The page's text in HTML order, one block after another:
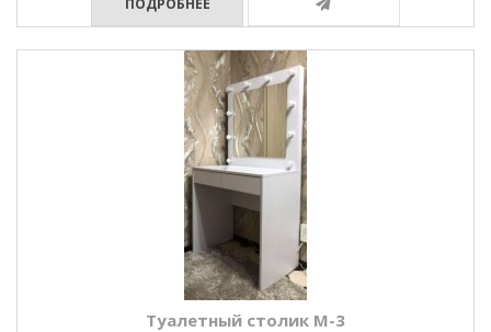
ПОДРОБНЕЕ
Туалетный столик М-3